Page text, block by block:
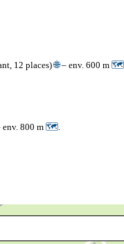
12 places)🌐– env. 600 m 🗺
800 m 🗺.